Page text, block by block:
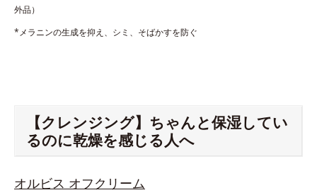
外品）
*メラニンの生成を抑え、シミ、そばかすを防ぐ
【クレンジング】ちゃんと保湿してい
るのに乾燥を感じる人へ
オルビス オフクリーム